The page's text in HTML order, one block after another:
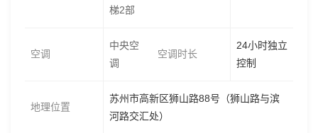
梯2部
空调
中央空
调
空调时长
24小时独立
控制
地理位置
苏州市高新区狮山路88号（狮山路与滨
河路交汇处）